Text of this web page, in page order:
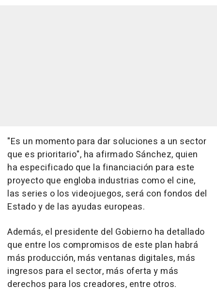
"Es un momento para dar soluciones a un sector
que es prioritario", ha afirmado Sánchez, quien
ha especificado que la financiación para este
proyecto que engloba industrias como el cine,
las series o los videojuegos, será con fondos del
Estado y de las ayudas europeas.
Además, el presidente del Gobierno ha detallado
que entre los compromisos de este plan habrá
más producción, más ventanas digitales, más
ingresos para el sector, más oferta y más
derechos para los creadores, entre otros.